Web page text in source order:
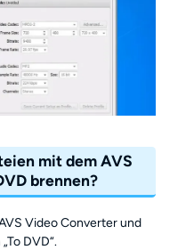
mit dem AVS
brennen?
Video Converter und
DVD“.